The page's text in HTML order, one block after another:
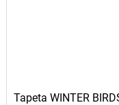
Tapeta WINTER